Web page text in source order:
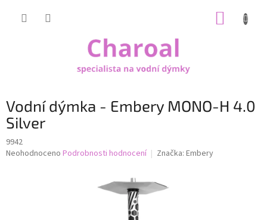
Vodní dýmka - Embery MONO-H 4.0
Silver
9942
Průměrné
Neohodnoceno Podrobnosti hodnocení Značka: Embery